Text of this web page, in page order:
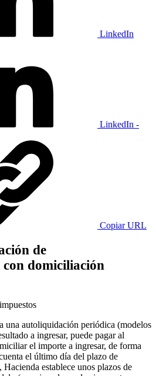
LinkedIn
LinkedIn -
Copiar URL
de
domiciliación
una autoliquidación periódica (modelos
a ingresar, puede pagar al
el importe a ingresar, de forma
el último día del plazo de
establece unos plazos de